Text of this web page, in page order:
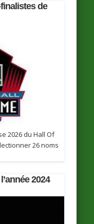
de
2026 du Hall Of
26 noms
2024